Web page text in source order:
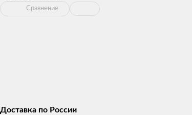
Сравнение
Доставка по России